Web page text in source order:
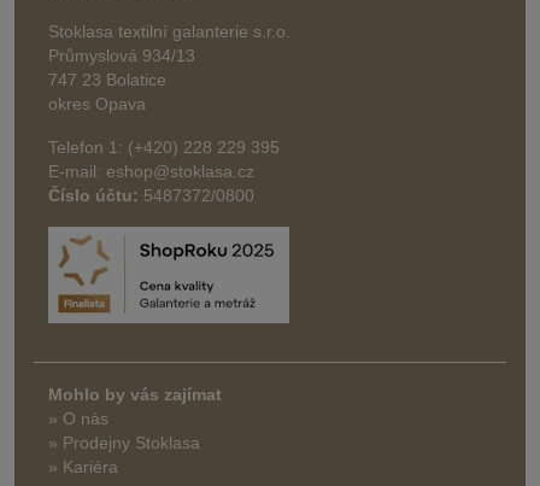
Stoklasa textilní galanterie s.r.o.
Průmyslová 934/13
747 23 Bolatice
okres Opava
Telefon 1: (+420) 228 229 395
E-mail: eshop@stoklasa.cz
Číslo účtu: 5487372/0800
Mohlo by vás zajímat
» O nás
» Prodejny Stoklasa
» Kariéra